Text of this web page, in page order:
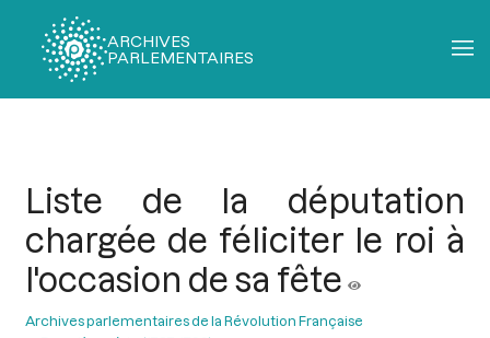
ARCHIVES
PARLEMENTAIRES
Liste de la députation
chargée de féliciter le roi à
l'occasion de sa fête
Archives parlementaires de la Révolution Française